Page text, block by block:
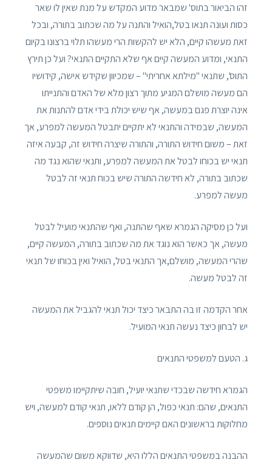
זהו הביאור בתוס' שמבאר מדוע המקדש על מנת שאין לו שאר
כסות ועונה תנאו בטל,הואיל והתנה על מה שכתוב בתורה, ובכל
זאת מעשהו קיים, הלא יש להקשות הרי מעשהו תלוי ברצונו בקיום
התנאי, ומדוע המעשה קיים אף שלא התקיים התנאי? ועל כן תירץ
התוס', שתנאי "מילתא אחריתי" – שמכיוון שקידש אישה, קידושיו
הם מעשה מושלם המגיע מתוך רצון מלא של האדם והתנייתו
אינה יוצרת פגם במעשה, אף שיש יכולת בידי אדם להתנות את
המעשה, שבמידה והתנאי לא יתקיים יתבטל המעשה למפרע, אך
זאת – משום חידוש התורה, והתורה שיצרה חידוש זה, קבעה איזה
תנאי יש בכוחו לבטל את המעשה למפרע, ותנאי שהוא נגד מה
שכתוב בתורה, לא חידשה התורה שיש בכוח תנאי זה לבטל
מעשה למפרע.
ועל כן מסיקה הגמרא שאף שהתנה, ואף שהתנאי מועיל לבטל
מעשה, אך כאשר הוא נוגד את מה שכתוב בתורה, המעשה קיים,
שהרי המעשה, מושלם,אך התנאי בטל, הואיל ואין בכוחו של תנאי
זה לבטל מעשה.
אחר הקדמה זו בה התבאר כיצד יכול תנאי להגביל את המעשה
יש לבחון כיצד נעשה תנאי המועיל.
ג. הטעם למשפטי התנאים
הגמרא חידשה שבכדי שתנאי יועיל, חובה שיתקיימו משפטי
התנאים, שהם: תנאי כפול, הן קודם ללאו, תנאי קודם למעשה, ויש
מחלוקות בראשונים האם קיימים תנאים נוספים.
ההבנה במשפטי התנאים הללו היא, שדווקא משום שהמעשה